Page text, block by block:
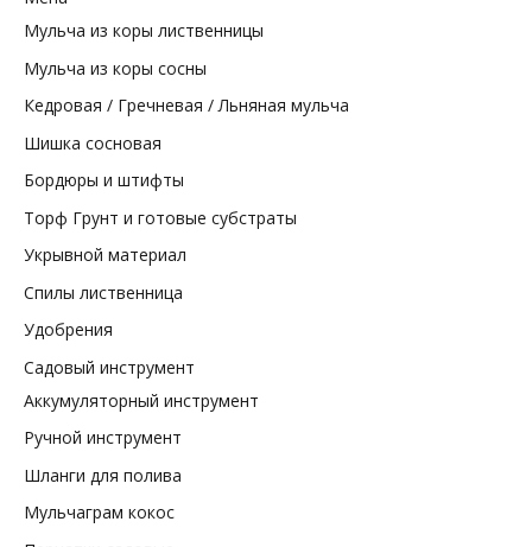
Мульча из коры лиственницы
Мульча из коры сосны
Кедровая / Гречневая / Льняная мульча
Шишка сосновая
Бордюры и штифты
Торф Грунт и готовые субстраты
Укрывной материал
Спилы лиственница
Удобрения
Садовый инструмент
Аккумуляторный инструмент
Ручной инструмент
Шланги для полива
Мульчаграм кокос